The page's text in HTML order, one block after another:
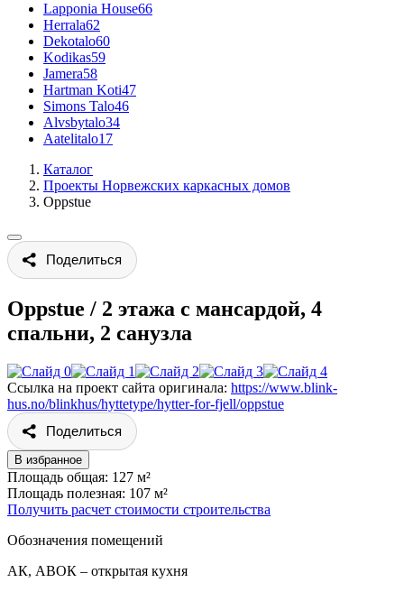
Lapponia House66
Herrala62
Dekotalo60
Kodikas59
Jamera58
Hartman Koti47
Simons Talo46
Alvsbytalo34
Aatelitalo17
Каталог
Проекты Норвежских каркасных домов
Oppstue
Поделиться
Oppstue / 2 этажа с мансардой, 4
спальни, 2 санузла
Ссылка на проект сайта оригинала: https://www.blink-
hus.no/blinkhus/hyttetype/hytter-for-fjell/oppstue
Поделиться
В избранное
Площадь общая: 127 м²
Площадь полезная: 107 м²
Получить расчет стоимости строительства
Обозначения помещений
АК, АВОК – открытая кухня